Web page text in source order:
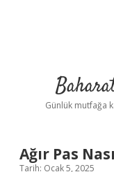
Günlük mutfağa
Ağır Pas
Tarih: Ocak 5, 2025